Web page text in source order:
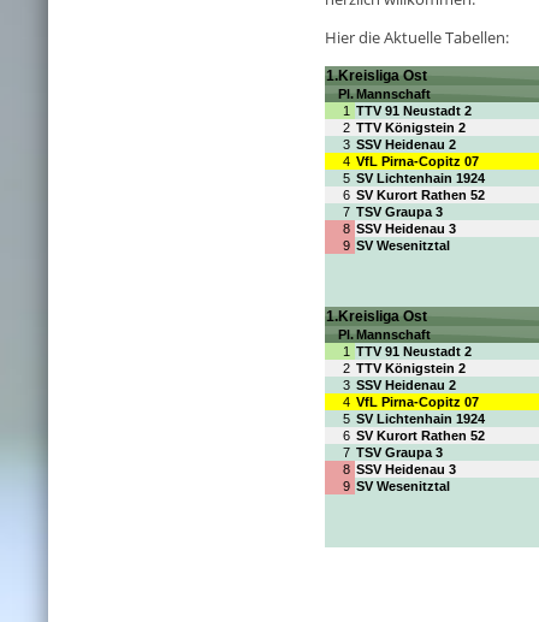
Hier die Aktuelle Tabellen: